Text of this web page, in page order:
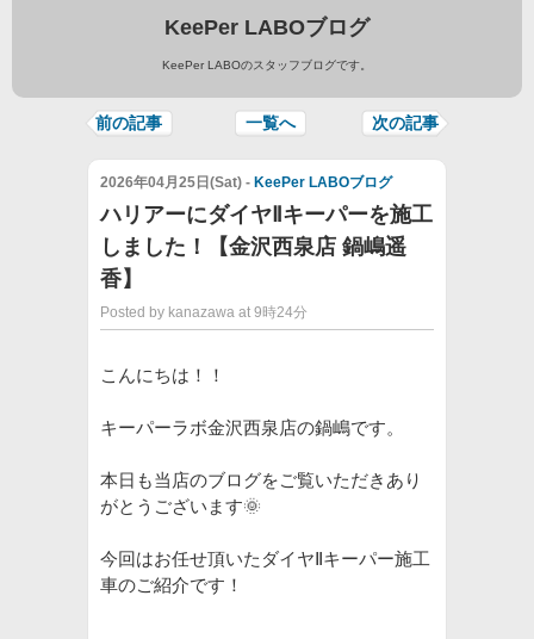
KeePer LABOブログ
KeePer LABOのスタッフブログです。
前の記事 一覧へ 次の記事
2026年04月25日(Sat) - KeePer LABOブログ
ハリアーにダイヤⅡキーパーを施工
しました！【金沢西泉店 鍋嶋遥
香】
Posted by kanazawa at 9時24分
こんにちは！！
キーパーラボ金沢西泉店の鍋嶋です。
本日も当店のブログをご覧いただきあり
がとうございます🌞
今回はお任せ頂いたダイヤⅡキーパー施工
車のご紹介です！